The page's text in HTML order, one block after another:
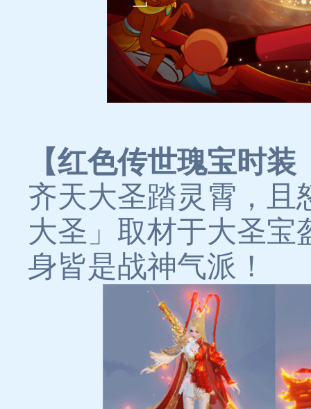
【红色传世瑰宝时
齐天大圣踏灵霄，且
大圣」取材于大圣宝
身皆是战神气派！